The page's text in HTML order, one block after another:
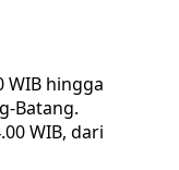
WIB hingga
Batang.
WIB, dari